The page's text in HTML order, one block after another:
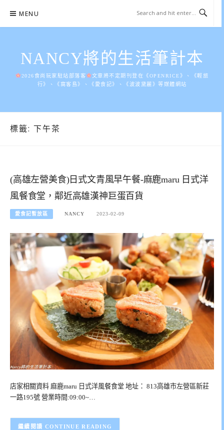
content
MENU
NANCY將的生活筆計本
2026食尚玩家駐站部落客
文章將不定期刊登在《OPENRICE》、《輕旅
行》、《窩客島》、《愛食記》、《波波黛麗》等媒體網站
標籤: 下午茶
(高雄左營美食)日式文青風早午餐-麻鹿maru 日式洋
風餐食堂，鄰近高雄漢神巨蛋百貨
愛食記暫放區 NANCY 2023-02-09
店家相關資料 麻鹿maru 日式洋風餐食堂 地址： 813高雄市左營區新莊
一路195號 營業時間:09:00~…
CONTINUE READING